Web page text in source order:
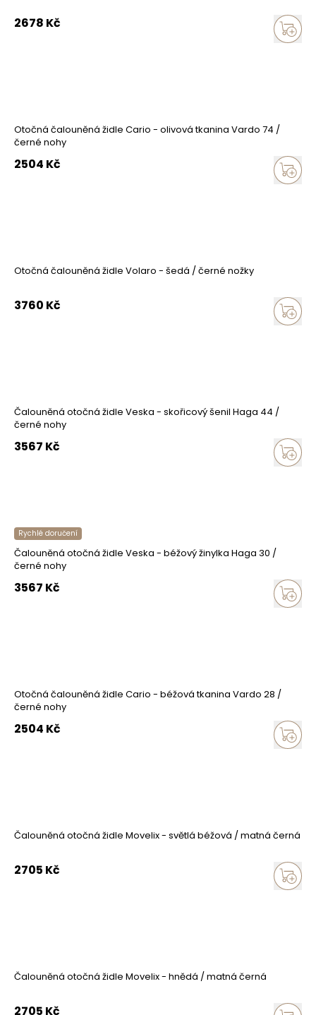
2678 Kč
Otočná čalouněná židle Cario - olivová tkanina Vardo 74 /
černé nohy
2504 Kč
Otočná čalouněná židle Volaro - šedá / černé nožky
3760 Kč
Čalouněná otočná židle Veska - skořicový šenil Haga 44 /
černé nohy
3567 Kč
Rychlé doručení
Čalouněná otočná židle Veska - béžový žinylka Haga 30 /
černé nohy
3567 Kč
Otočná čalouněná židle Cario - béžová tkanina Vardo 28 /
černé nohy
2504 Kč
Čalouněná otočná židle Movelix - světlá béžová / matná černá
2705 Kč
Čalouněná otočná židle Movelix - hnědá / matná černá
2705 Kč